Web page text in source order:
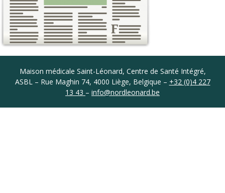
Coordonnées
Maison médicale Saint-Léonard, Centre de Santé Intégré,
ASBL – Rue Maghin 74, 4000 Liège, Belgique – +32 (0)4 227
13 43 – info@nordleonard.be